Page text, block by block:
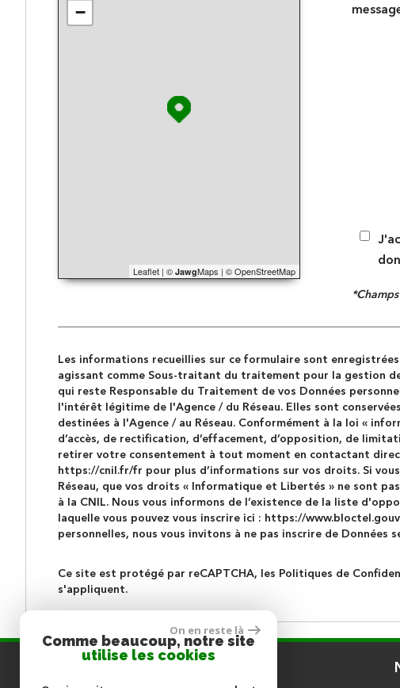
−
Leaflet| © JawgMaps | © OpenStreetMap
Les informations recueillies sur ce formulaire sont
agissant comme Sous-traitant du traitement pour la gestion
qui reste Responsable du Traitement de vos Données
l'intérêt légitime de l'Agence / du Réseau. Elles sont
destinées à l'Agence / au Réseau. Conformément à la loi «
d’accès, de rectification, d’effacement, d’opposition, de
retirer votre consentement à tout moment en contactant
https://cnil.fr/fr pour plus d’informations sur vos droits. Si
Réseau, que vos droits « Informatique et Libertés » ne sont
à la CNIL. Nous vous informons de l’existence de la liste
laquelle vous pouvez vous inscrire ici : https://
personnelles, nous vous invitons à ne pas inscrire de Données
Ce site est protégé par reCAPTCHA, les Politiques de
s'appliquent.
On en reste là
Comme beaucoup, notre site
utilise les cookies